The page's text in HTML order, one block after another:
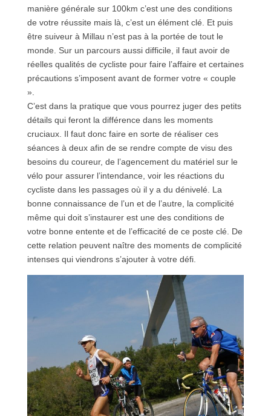
manière générale sur 100km c’est une des conditions
de votre réussite mais là, c’est un élément clé. Et puis
être suiveur à Millau n’est pas à la portée de tout le
monde. Sur un parcours aussi difficile, il faut avoir de
réelles qualités de cycliste pour faire l’affaire et certaines
précautions s’imposent avant de former votre « couple
».
C’est dans la pratique que vous pourrez juger des petits
détails qui feront la différence dans les moments
cruciaux. Il faut donc faire en sorte de réaliser ces
séances à deux afin de se rendre compte de visu des
besoins du coureur, de l’agencement du matériel sur le
vélo pour assurer l’intendance, voir les réactions du
cycliste dans les passages où il y a du dénivelé. La
bonne connaissance de l’un et de l’autre, la complicité
même qui doit s’instaurer est une des conditions de
votre bonne entente et de l’efficacité de ce poste clé. De
cette relation peuvent naître des moments de complicité
intenses qui viendrons s’ajouter à votre défi.